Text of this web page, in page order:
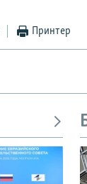
Принтер